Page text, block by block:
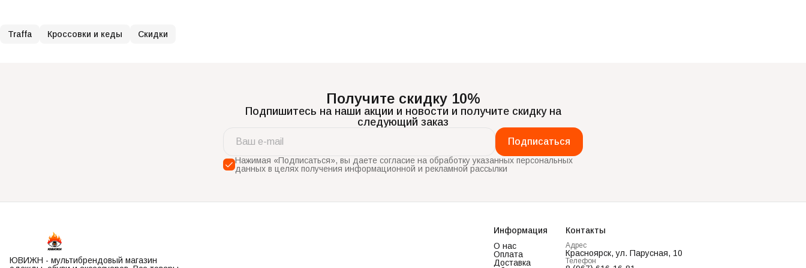
Traffa Кроссовки и кеды Скидки
Получите скидку 10%
Подпишитесь на наши акции и новости и получите скидку на
следующий заказ
Подписаться
Нажимая «Подписаться», вы даете согласие на обработку указанных персональных
данных в целях получения информационной и рекламной рассылки
ЮВИЖН - мультибрендовый магазин
Информация
О нас
Оплата
Доставка
Контакты
Адрес
Красноярск, ул. Парусная, 10
Телефон